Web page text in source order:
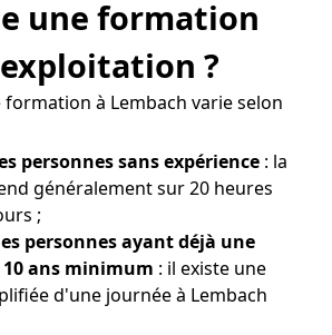
une formation
?
formation à Lembach varie selon
personnes sans expérience : la
généralement sur 20 heures
;
personnes ayant déjà une
10 ans minimum : il existe une
d'une journée à Lembach